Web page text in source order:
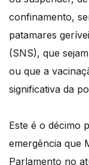
confinamento,
patamares
(SNS), que
ou que a
significativa da
Este é o décimo
emergência que
Parlamento no